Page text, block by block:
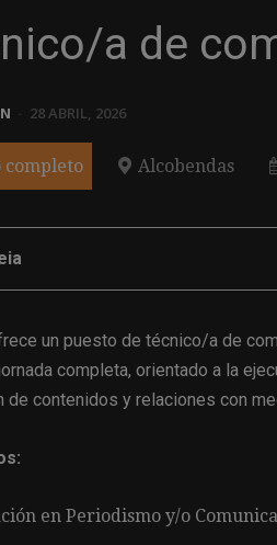
a de
28 ABRIL, 2026
completo Alcobendas
un puesto de técnico/a de
completa, orientado a la
de contenidos y relaciones con
en Periodismo y/o